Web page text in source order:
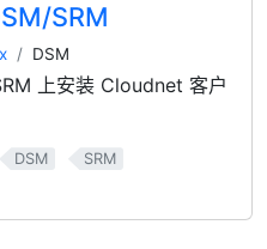
SRM
DSM
上安装 Cloudnet 客户
DSM SRM